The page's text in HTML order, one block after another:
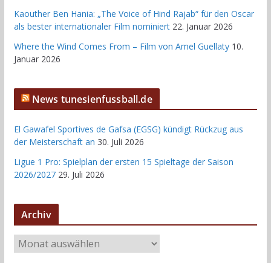
Kaouther Ben Hania: „The Voice of Hind Rajab“ für den Oscar
als bester internationaler Film nominiert 22. Januar 2026
Where the Wind Comes From – Film von Amel Guellaty 10.
Januar 2026
News tunesienfussball.de
El Gawafel Sportives de Gafsa (EGSG) kündigt Rückzug aus
der Meisterschaft an 30. Juli 2026
Ligue 1 Pro: Spielplan der ersten 15 Spieltage der Saison
2026/2027 29. Juli 2026
Archiv
r